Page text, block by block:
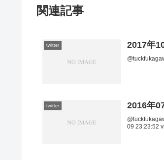
関連記事
twitter 2017年
twitter 2016年
09 23:23:52